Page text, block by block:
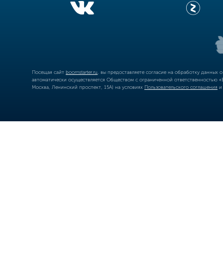
Посещая сайт boomstarter.ru , вы предоставляете согласие на обработку
автоматически осуществляется Обществом с ограниченной
Москва, Ленинский проспект, 15А) на условиях Пользовательского соглашения и